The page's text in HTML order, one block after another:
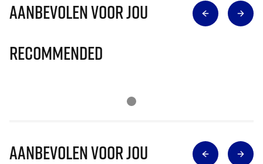
Aanbevolen voor jou
Recommended
Aanbevolen voor jou